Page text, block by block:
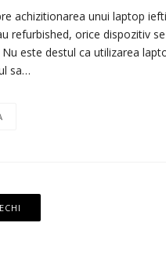
achizitionarea unui laptop
refurbished, orice dispozitiv
este destul ca utilizarea
sa…